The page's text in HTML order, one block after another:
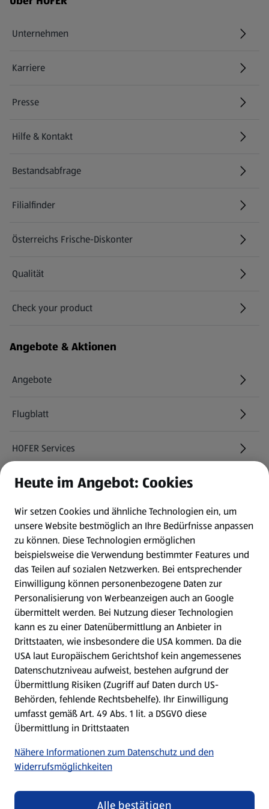
Unternehmen
Karriere
(öffnet in einem neuen Tab)
Presse
Hilfe & Kontakt
(öffnet in einem neuen Tab)
Bestandsabfrage
(öffnet in einem neuen Tab)
Filialfinder
Österreichs Frische-Diskonter
Qualität
Check your product
(öffnet in einem neuen Tab)
Angebote & Aktionen
Angebote
Flugblatt
HOFER Services
Newsletter
WhatsApp
Gewinnspiele
Mein HOFER. Meine Einkäufe.
Meine Meinung. Mein HOFER.
Gutscheingroßbestellung
(öffnet in einem neuen Tab)
Folge uns hier:
Jetzt die HOFER App downloaden
Heute im Angebot: Cookies
Wir setzen Cookies und ähnliche Technologien ein, um
unsere Website bestmöglich an Ihre Bedürfnisse anpassen
zu können. Diese Technologien ermöglichen
beispielsweise die Verwendung bestimmter Features und
das Teilen auf sozialen Netzwerken. Bei entsprechender
Einwilligung können personenbezogene Daten zur
Personalisierung von Werbeanzeigen auch an Google
übermittelt werden. Bei Nutzung dieser Technologien
kann es zu einer Datenübermittlung an Anbieter in
Drittstaaten, wie insbesondere die USA kommen. Da die
USA laut Europäischem Gerichtshof kein angemessenes
Datenschutzniveau aufweist, bestehen aufgrund der
Übermittlung Risiken (Zugriff auf Daten durch US-
Behörden, fehlende Rechtsbehelfe). Ihr Einwilligung
umfasst gemäß Art. 49 Abs. 1 lit. a DSGVO diese
Übermittlung in Drittstaaten
Nähere Informationen zum Datenschutz und den
Widerrufsmöglichkeiten
Alle bestätigen